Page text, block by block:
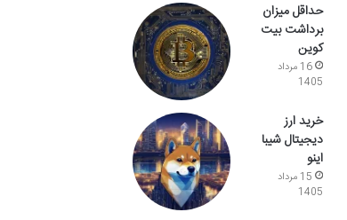
حداقل میزان
برداشت بیت
کوین
16 مرداد
1405
خرید ارز
دیجیتال شیبا
اینو
15 مرداد
1405